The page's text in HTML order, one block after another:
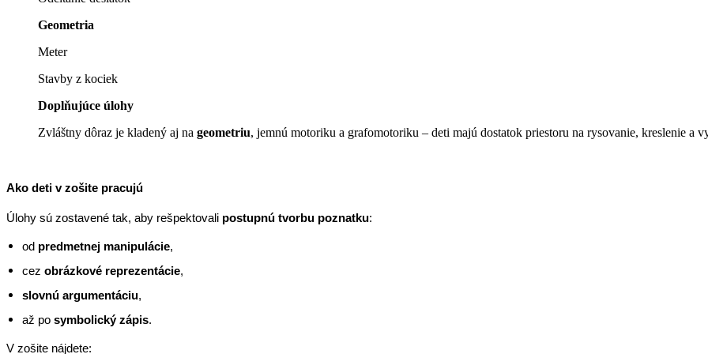
Geometria
Meter
Stavby z kociek
Doplňujúce úlohy
Zvláštny dôraz je kladený aj na geometriu, jemnú motoriku a grafomotoriku – deti majú dostatok priestoru na rysovanie, kreslenie a
Ako deti v zošite pracujú
Úlohy sú zostavené tak, aby rešpektovali postupnú tvorbu poznatku:
od predmetnej manipulácie,
cez obrázkové reprezentácie,
slovnú argumentáciu,
až po symbolický zápis.
V zošite nájdete: